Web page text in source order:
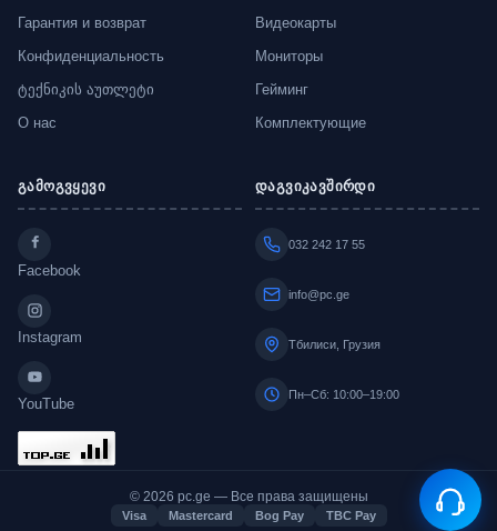
Гарантия и возврат
Конфиденциальность
ტექნიკის აუთლეტი
О нас
Видеокарты
Мониторы
Гейминг
Комплектующие
გამოგვყევი
Facebook
Instagram
YouTube
დაგვიკავშირდი
032 242 17 55
info@pc.ge
Тбилиси, Грузия
Пн–Сб: 10:00–19:00
© 2026 pc.ge — Все права защищены
Visa Mastercard Bog Pay TBC Pay